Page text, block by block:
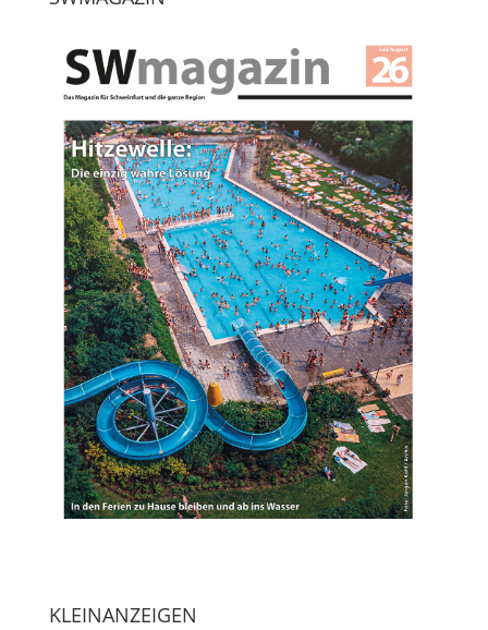
KLEINANZEIGEN